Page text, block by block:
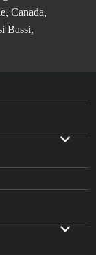
Canada,
Bassi,